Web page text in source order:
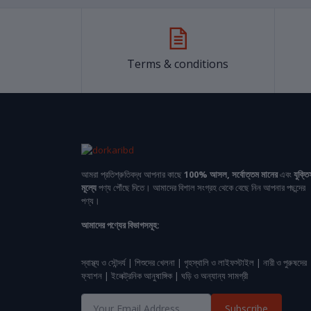
Terms & conditions
আমরা প্রতিশ্রুতিবদ্ধ আপনার কাছে 100% আসল, সর্বোত্তম মানেরএবং
মূল্যেপণ্য পৌঁছে দিতে। আমাদের বিশাল সংগ্রহ থেকে বেছে নিন আপনার পছন্দের
পণ্য।
আমাদের পণ্যের বিভাগসমূহ:
স্বাস্থ্য ও সৌন্দর্য | শিশুদের খেলনা | গৃহস্থালি ও লাইফস্টাইল | নারী ও পুরুষদের
ফ্যাশন | ইলেক্ট্রনিক আনুষাঙ্গিক | ঘড়ি ও অন্যান্য সামগ্রী